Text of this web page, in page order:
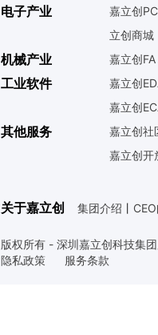
电子产业
嘉立创
立创商城
机械产业 嘉立创FA
工业软件
嘉立创
嘉立创
其他服务
嘉立创社
嘉立创开
关于嘉立创 集团介绍 丨
版权所有 - 深圳嘉立创科技集
隐私政策
服务条款